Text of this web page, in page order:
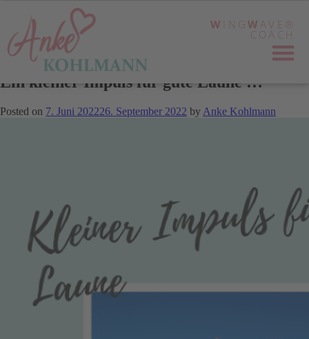
W ING W AVE®
COACH
Ein kleiner Impuls für gute Laune …
Posted on 7. Juni 202226. September 2022 by Anke Kohlmann